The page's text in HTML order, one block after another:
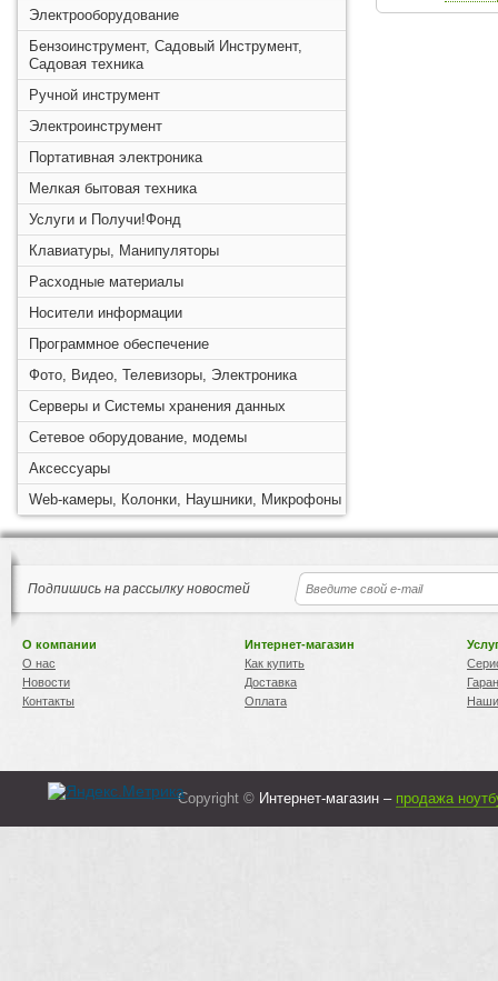
Электрооборудование
Бензоинструмент, Садовый Инструмент,
Садовая техника
Ручной инструмент
Электроинструмент
Портативная электроника
Мелкая бытовая техника
Услуги и Получи!Фонд
Клавиатуры, Манипуляторы
Расходные материалы
Носители информации
Программное обеспечение
Фото, Видео, Телевизоры, Электроника
Серверы и Системы хранения данных
Сетевое оборудование, модемы
Аксессуары
Web-камеры, Колонки, Наушники, Микрофоны
Подпишись на рассылку новостей
О компании
О нас
Новости
Контакты
Интернет-магазин
Как купить
Доставка
Оплата
Copyright © Интернет-магазин – продажа